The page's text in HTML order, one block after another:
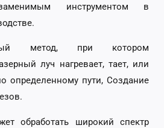
инструментом в
метод, при котором
луч нагревает, тает, или
определенному пути, Создание
обработать широкий спектр